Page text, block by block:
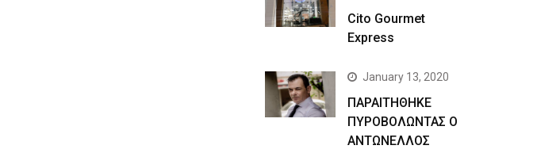
Cito Gourmet
Express
January 13, 2020
ΠΑΡΑΙΤΗΘΗΚΕ
ΠΥΡΟΒΟΛΩΝΤΑΣ Ο
ΑΝΤΩΝΕΛΛΟΣ